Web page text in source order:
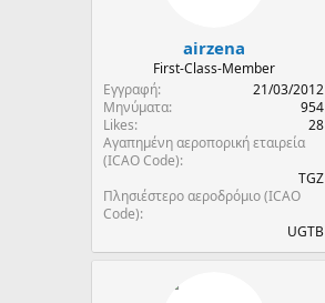
airzena
First-Class-Member
Εγγραφή
21/03/2012
Μηνύματα
954
Likes
28
Αγαπημένη αεροπορική εταιρεία
(ICAO Code)
TGZ
Πλησιέστερο αεροδρόμιο (ICAO
Code)
UGTB